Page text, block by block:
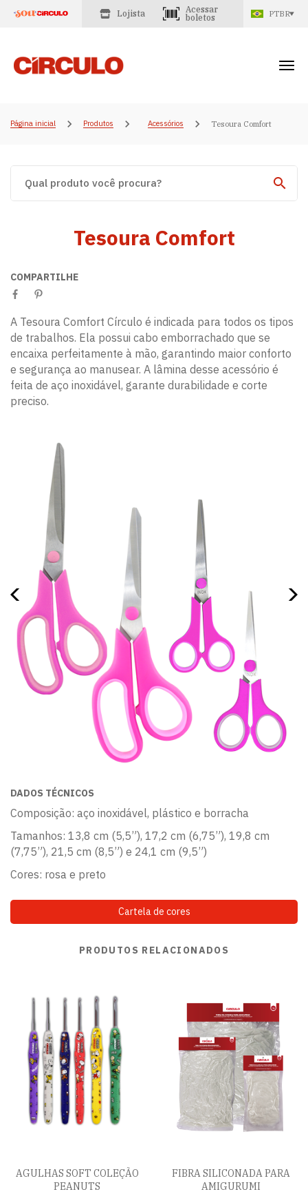
Lojista
Acessar
boletos
PTBR
Página inicial Produtos Acessórios Tesoura Comfort
Tesoura Comfort
COMPARTILHE
A Tesoura Comfort Círculo é indicada para todos os tipos
de trabalhos. Ela possui cabo emborrachado que se
encaixa perfeitamente à mão, garantindo maior conforto
e segurança ao manusear. A lâmina desse acessório é
feita de aço inoxidável, garante durabilidade e corte
preciso.
DADOS TÉCNICOS
Composição: aço inoxidável, plástico e borracha
Tamanhos: 13,8 cm (5,5”), 17,2 cm (6,75”), 19,8 cm
(7,75”), 21,5 cm (8,5”) e 24,1 cm (9,5”)
Cores: rosa e preto
Cartela de cores
PRODUTOS RELACIONADOS
AGULHAS SOFT COLEÇÃO
PEANUTS
FIBRA SILICONADA PARA
AMIGURUMI